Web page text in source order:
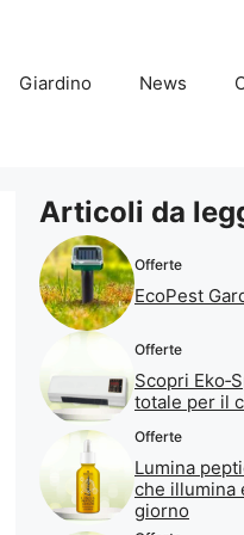
Giardino News
Articoli da
Offerte
EcoPest
Offerte
Scopri
totale per il
Offerte
Lumina
che illumina
giorno